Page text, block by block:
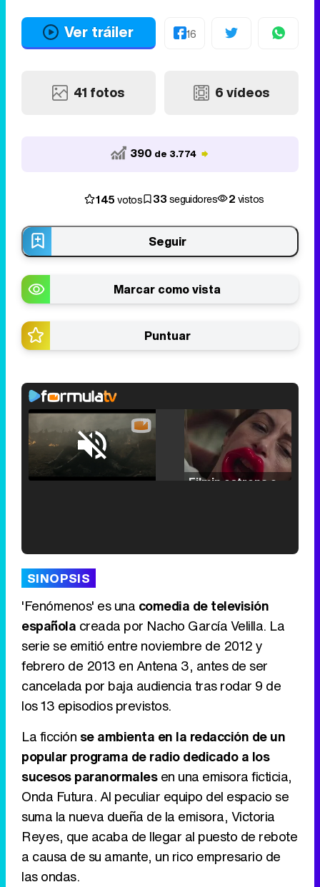
Ver tráiler 16
41 fotos 6 vídeos
390 de 3.774
145votos 33seguidores 2vistos
Seguir
Marcar como vista
Puntuar
/
Loaded
29.30%
SINOPSIS
'Fenómenos' es una comedia de televisión
española creada por Nacho García Velilla. La
serie se emitió entre noviembre de 2012 y
febrero de 2013 en Antena 3, antes de ser
cancelada por baja audiencia tras rodar 9 de
los 13 episodios previstos.
La ficción se ambienta en la redacción de un
popular programa de radio dedicado a los
sucesos paranormalesen una emisora ficticia,
Onda Futura. Al peculiar equipo del espacio se
suma la nueva dueña de la emisora, Victoria
Reyes, que acaba de llegar al puesto de rebote
a causa de su amante, un rico empresario de
las ondas.